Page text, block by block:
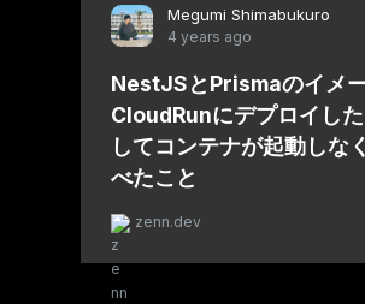
Megumi Shimabukuro
4 years ago
NestJSとPrismaのイメ
CloudRunにデプロイし
してコンテナが起動しな
べたこと
zenn.dev